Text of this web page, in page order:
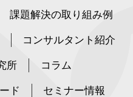
課題解決の取り組み例
コンサルタント紹介
所 コラム
ド セミナー情報